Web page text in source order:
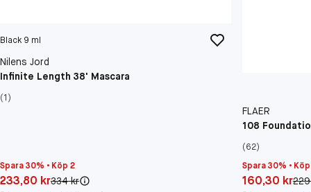
Black 9 ml
Nilens Jord
Infinite Length 38' Mascara
(1)
Spara 30% • Köp 2
Pris: 233,80 kr
233,80 krOriginal pris:
334 kr
FLAER
108
(62)
Spara 30% •
Pris: 160,30 kr
160,30 kr